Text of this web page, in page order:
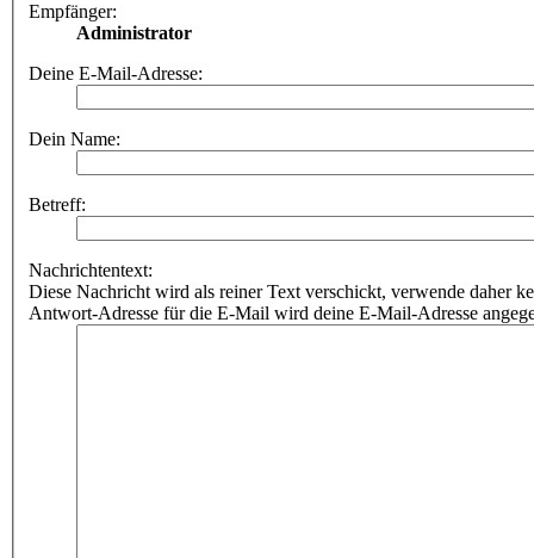
Empfänger:
Administrator
Deine E-Mail-Adresse:
Dein Name:
Betreff:
Nachrichtentext:
Diese Nachricht wird als reiner Text verschickt, verwende daher
Antwort-Adresse für die E-Mail wird deine E-Mail-Adresse